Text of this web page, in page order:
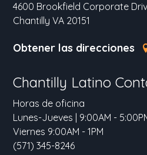
4600 Brookfield Corporate
Chantilly VA 20151
Obtener las direcciones
Chantilly Latino
Horas de oficina
Lunes-Jueves | 9:00AM -
Viernes 9:00AM - 1PM
(571) 345-8246